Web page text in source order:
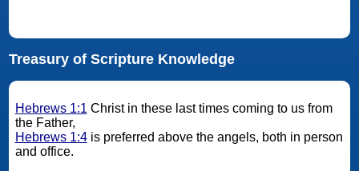
Treasury of Scripture Knowledge
Hebrews 1:1 Christ in these last times coming to us from
the Father,
Hebrews 1:4is preferred above the angels, both in person
and office.